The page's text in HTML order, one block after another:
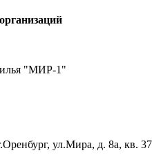
"МИР-1"
ул.Мира, д. 8а, кв. 37